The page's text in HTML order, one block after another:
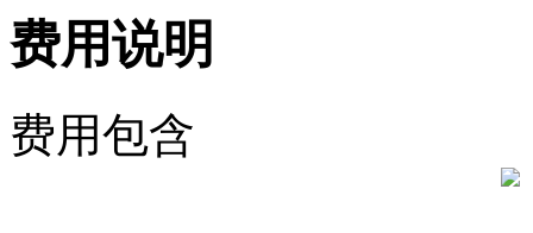
费用说明
费用包含